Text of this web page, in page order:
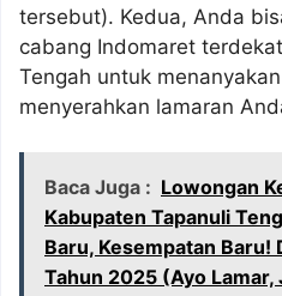
tersebut). Kedua, Anda
cabang Indomaret
Tengah untuk
menyerahkan lamaran
Baca Juga : Lowongan
Kabupaten Tapanuli
Baru, Kesempatan Baru!
Tahun 2025 (Ayo